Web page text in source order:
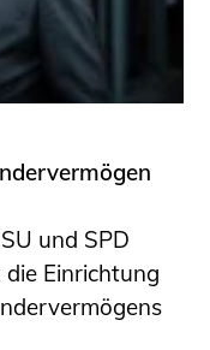
und SPD
Einrichtung